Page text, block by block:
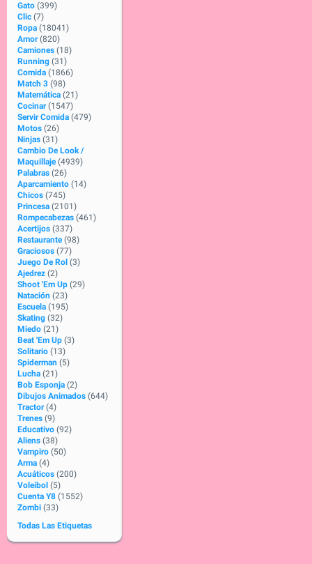
Gato (399)
Clic (7)
Ropa (18041)
Amor (820)
Camiones (18)
Running (31)
Comida (1866)
Match 3 (98)
Matemática (21)
Cocinar (1547)
Servir Comida (479)
Motos (26)
Ninjas (31)
Cambio De Look /
Maquillaje (4939)
Palabras (26)
Aparcamiento (14)
Chicos (745)
Princesa (2101)
Rompecabezas (461)
Acertijos (337)
Restaurante (98)
Graciosos (77)
Juego De Rol (3)
Ajedrez (2)
Shoot 'Em Up (29)
Natación (23)
Escuela (195)
Skating (32)
Miedo (21)
Beat 'Em Up (3)
Solitario (13)
Spiderman (5)
Lucha (21)
Bob Esponja (2)
Dibujos Animados (644)
Tractor (4)
Trenes (9)
Educativo (92)
Aliens (38)
Vampiro (50)
Arma (4)
Acuáticos (200)
Voleibol (5)
Cuenta Y8 (1552)
Zombi (33)
Todas Las Etiquetas